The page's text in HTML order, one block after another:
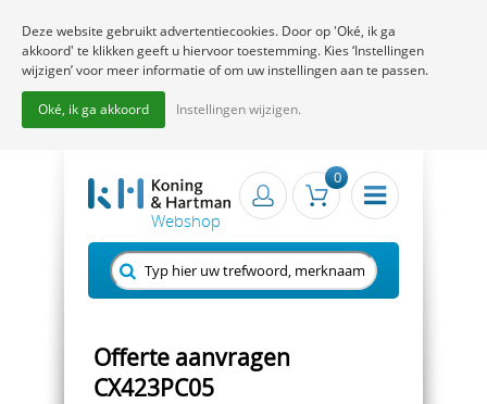
0
Offerte aanvragen
CX423PC05
Deze website gebruikt advertentiecookies. Door op 'Oké, ik ga
akkoord' te klikken geeft u hiervoor toestemming. Kies ‘Instellingen
wijzigen’ voor meer informatie of om uw instellingen aan te passen.
Oké, ik ga akkoord Instellingen wijzigen.